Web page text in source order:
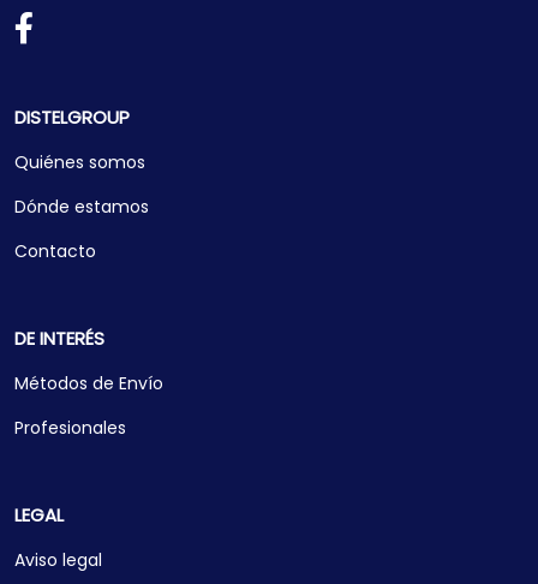
DISTELGROUP
Quiénes somos
Dónde estamos
Contacto
DE INTERÉS
Métodos de Envío
Profesionales
LEGAL
Aviso legal